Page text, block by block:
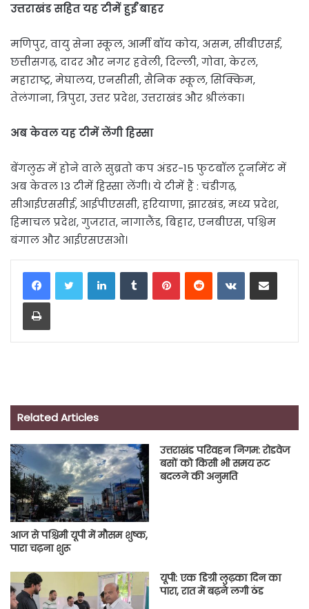
उत्तराखंड सहित यह टीमें हुईं बाहर
मणिपुर, वायु सेना स्कूल, आर्मी बॉय कोय, असम, सीबीएसई,
छत्तीसगढ़, दादर और नगर हवेली, दिल्ली, गोवा, केरल,
महाराष्ट्र, मेघालय, एनसीसी, सैनिक स्कूल, सिक्किम,
तेलंगाना, त्रिपुरा, उत्तर प्रदेश, उत्तराखंड और श्रीलंका।
अब केवल यह टीमें लेंगी हिस्सा
बेंगलुरु में होने वाले सुब्रतो कप अंडर-15 फुटबॉल टूर्नामेंट में
अब केवल 13 टीमें हिस्सा लेंगी। ये टीमें हैं : चंडीगढ़,
सीआईएससीई, आईपीएससी, हरियाणा, झारखंड, मध्य प्रदेश,
हिमाचल प्रदेश, गुजरात, नागालैंड, बिहार, एनबीएस, पश्चिम
बंगाल और आईएसएसओ।
LinkedInTumblrPinterestReddit VKontakteShare via Email
Print
Related Articles
आज से पश्चिमी यूपी में मौसम शुष्क,
पारा चढ़ना शुरू
उत्तराखंड परिवहन निगम: रोडवेज
बसों को किसी भी समय रूट
बदलने की अनुमति
यूपी: एक डिग्री लुढ़का दिन का
पारा, रात में बढ़ने लगी ठंड